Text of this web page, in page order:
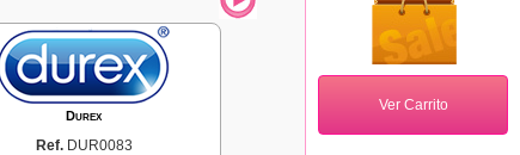
Durex
Ref. DUR0083